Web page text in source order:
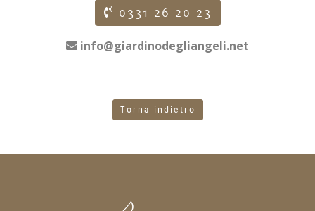
0331 26 20 23
info@giardinodegliangeli.net
Torna indietro